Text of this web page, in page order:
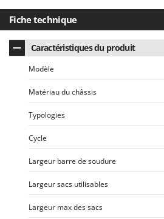
Marcato
Marina Systems
Master
Mastercook
Masterpro
McCulloch
MCH
Michelin
Mille
Minox
Mockmill
Fiche technique
Caractéristiques du produit
Modèle
Matériau du châssis
Typologies
Cycle
Largeur barre de soudure
Largeur sacs utilisables
Largeur max des sacs